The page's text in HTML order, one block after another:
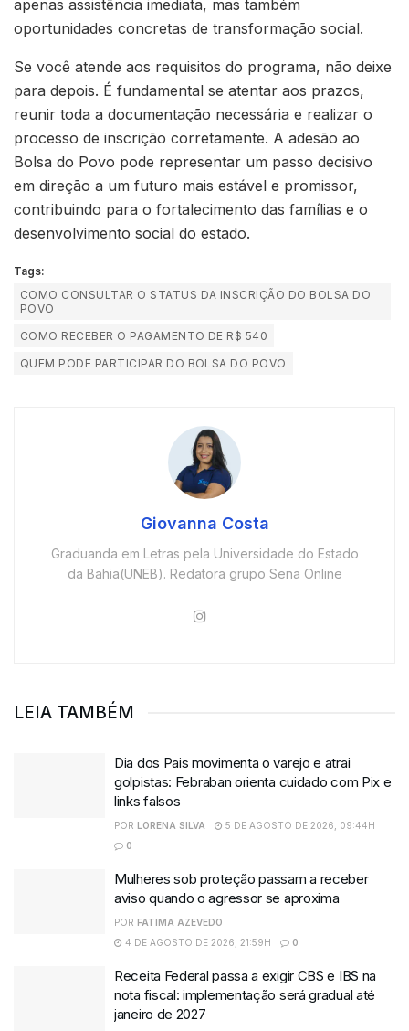
apenas assistência imediata, mas também
oportunidades concretas de transformação social.
Se você atende aos requisitos do programa, não deixe
para depois. É fundamental se atentar aos prazos,
reunir toda a documentação necessária e realizar o
processo de inscrição corretamente. A adesão ao
Bolsa do Povo pode representar um passo decisivo
em direção a um futuro mais estável e promissor,
contribuindo para o fortalecimento das famílias e o
desenvolvimento social do estado.
Tags:
COMO CONSULTAR O STATUS DA INSCRIÇÃO DO BOLSA DO
POVO
COMO RECEBER O PAGAMENTO DE R$ 540
QUEM PODE PARTICIPAR DO BOLSA DO POVO
Giovanna Costa
Graduanda em Letras pela Universidade do Estado
da Bahia(UNEB). Redatora grupo Sena Online
LEIA TAMBÉM
Dia dos Pais movimenta o varejo e atrai
golpistas: Febraban orienta cuidado com Pix e
links falsos
POR LORENA SILVA
5 DE AGOSTO DE 2026, 09:44H
0
Mulheres sob proteção passam a receber
aviso quando o agressor se aproxima
POR FATIMA AZEVEDO
4 DE AGOSTO DE 2026, 21:59H
0
Receita Federal passa a exigir CBS e IBS na
nota fiscal: implementação será gradual até
janeiro de 2027